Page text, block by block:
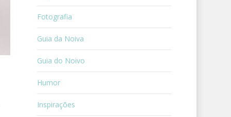
Fotografia
Guia da Noiva
Guia do Noivo
Humor
Inspirações